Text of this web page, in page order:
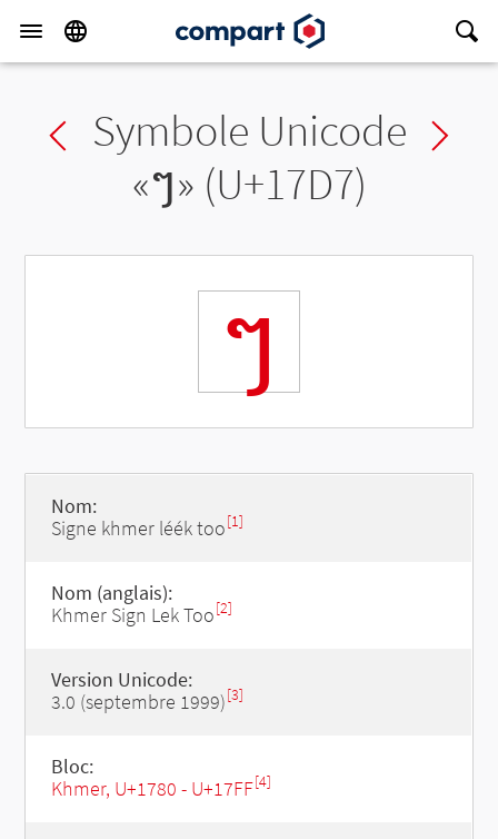
Previous char
Symbole Unicode
«ៗ» (U+17D7)
ៗ
Nom:
Signe khmer léék too[1]
Nom (anglais):
Khmer Sign Lek Too[2]
Version Unicode:
3.0 (septembre 1999)[3]
Bloc:
Khmer, U+1780 - U+17FF[4]